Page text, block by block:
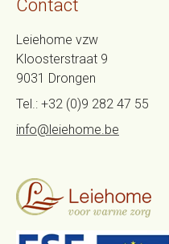
Contact
Leiehome vzw
Kloosterstraat 9
9031 Drongen
Tel.: +32 (0)9 282 47 55
info@leiehome.be